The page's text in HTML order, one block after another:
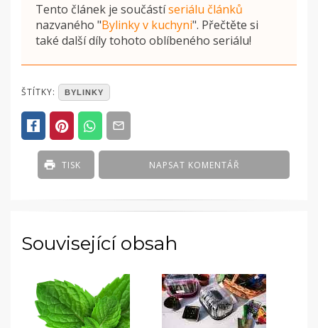
Tento článek je součástíseriálu článků
nazvaného "Bylinky v kuchyni". Přečtěte si
také další díly tohoto oblíbeného seriálu!
POSTED
ČLÁNKY
ŠTÍTKY: BYLINKY
NAPSAT KOMENTÁŘ
TISK
Související obsah